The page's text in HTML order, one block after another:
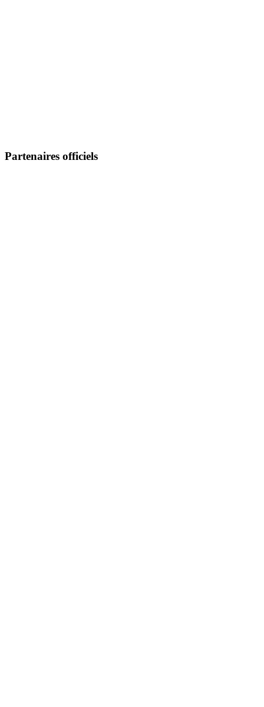
Partenaires officiels